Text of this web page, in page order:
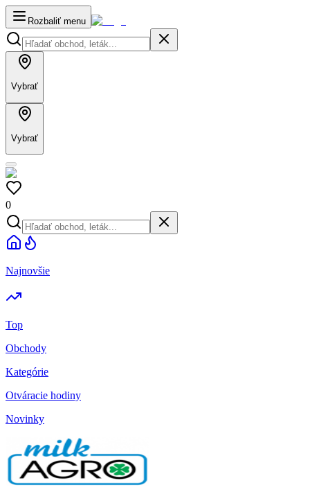
Rozbaliť menu
Vybrať
Vybrať
0
Najnovšie
Top
Obchody
Kategórie
Otváracie hodiny
Novinky